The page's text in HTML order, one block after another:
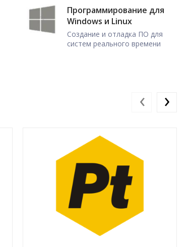
Программирование для
Windows и Linux
Создание и отладка ПО для
систем реального времени
‹ ›